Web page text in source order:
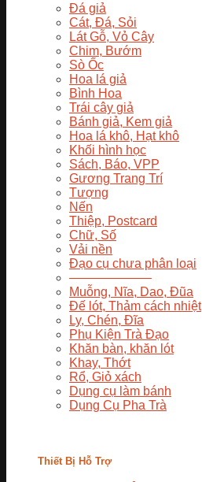
Đá giả
Cát, Đá, Sỏi
Lát Gỗ, Vỏ Cây
Chim, Bướm
Sò Ốc
Hoa lá giả
Bình Hoa
Trái cây giả
Bánh giả, Kem giả
Hoa lá khô, Hạt khô
Khối hình học
Sách, Báo, VPP
Gương Trang Trí
Tượng
Nến
Thiệp, Postcard
Chữ, Số
Vải nền
Đạo cụ chưa phân loại
——————–
Muỗng, Nĩa, Dao, Đũa
Đế lót, Thảm cách nhiệt
Ly, Chén, Đĩa
Phụ Kiện Trà Đạo
Khăn bàn, khăn lót
Khay, Thớt
Rổ, Giỏ xách
Dụng cụ làm bánh
Dụng Cụ Pha Trà
Thiết Bị Hỗ Trợ